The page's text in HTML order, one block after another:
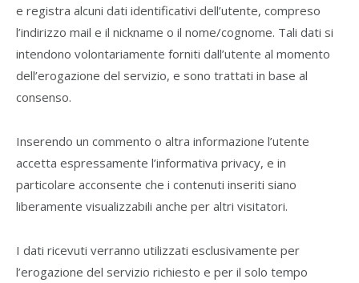
e registra alcuni dati identificativi dell’utente, compreso
l’indirizzo mail e il nickname o il nome/cognome. Tali dati si
intendono volontariamente forniti dall’utente al momento
dell’erogazione del servizio, e sono trattati in base al
consenso.
Inserendo un commento o altra informazione l’utente
accetta espressamente l’informativa privacy, e in
particolare acconsente che i contenuti inseriti siano
liberamente visualizzabili anche per altri visitatori.
I dati ricevuti verranno utilizzati esclusivamente per
l’erogazione del servizio richiesto e per il solo tempo